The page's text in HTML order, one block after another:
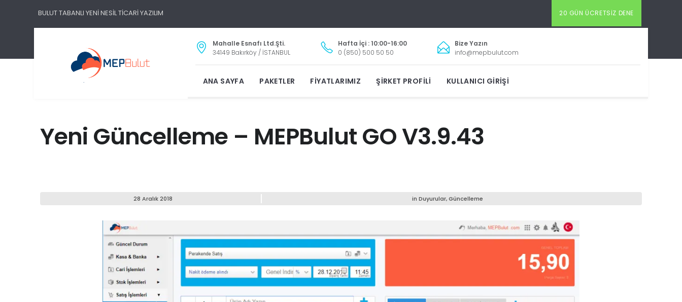
BULUT TABANLI YENİ NESİL TİCARİ YAZILIM 20 GÜN ÜCRETSIZ DENE
Mahalle Esnafı Ltd.Şti.
34149 Bakırköy / İSTANBUL
Hafta İçi : 10:00-16:00
0 (850) 500 50 50
Bize Yazın
info@mepbulut.com
ANA SAYFA PAKETLER FIYATLARIMIZ ŞIRKET PROFILI KULLANICI GIRIŞI
Yeni Güncelleme – MEPBulut GO V3.9.43
28 Aralık 2018 in Duyurular,Güncelleme